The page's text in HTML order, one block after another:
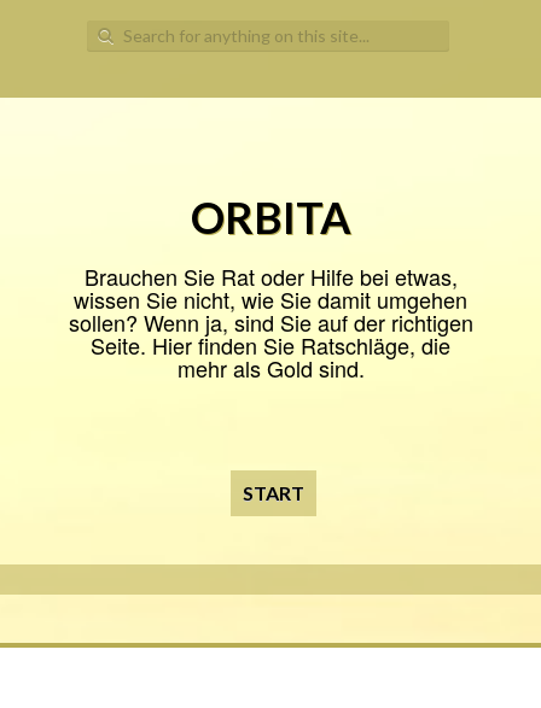
Search
for:
ORBITA
Brauchen Sie Rat oder Hilfe bei etwas,
wissen Sie nicht, wie Sie damit umgehen
sollen? Wenn ja, sind Sie auf der richtigen
Seite. Hier finden Sie Ratschläge, die
mehr als Gold sind.
START